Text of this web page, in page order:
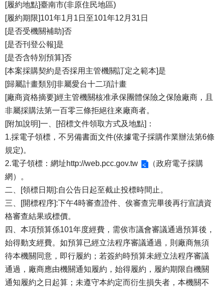
[履約地點]臺南市(非原住民地區)
[履約期限]101年1月1日至101年12月31日
[是否受機關補助]否
[是否刊登公報]是
[是否含特別預算]否
[本案採購契約是否採用主管機關訂定之範本]是
[歸屬計畫類別]非屬愛台十二項計畫
[廠商資格摘要]經主管機關核准承保團體保險之保險廠商，且
非屬採購法第一百零三條拒絕往來廠商者。
[附加說明]一、[招標文件領取方式及地點]：
1.採電子領標，不另備書面文件(依據電子採購作業辦法第6條
規定)。
2.電子領標：網址http://web.pcc.gov.tw
（政府電子採購
網）。
二、[領標日期]:自公告日起至截止投標時間止。
三、[開標程序]:下午4時審查證件、俟審查完畢後再行宣讀資
格審查結果或標價。
四、本項預算係101年度經費，需俟市議會審議通過預算後，
始得動支經費。如預算已經立法程序審議通過，則廠商無須
待本機關同意，即行履約；若簽約時預算未經立法程序審議
通過，廠商應由機關通知履約，始得履約，履約期限自機關
通知履約之日起算；未遵守本約定而衍生損失者，本機關不